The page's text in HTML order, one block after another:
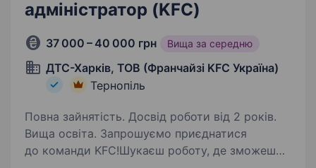
адміністратор (KFC)
37 000 – 40 000 грн Вища за середню
ДТС-Харків, ТОВ (Франчайзі KFC Україна)
Тернопіль
Повна зайнятість. Досвід роботи від 2 років.
Вища освіта. Запрошуємо приєднатися
до команди KFC!Шукаєш роботу, де зможеш